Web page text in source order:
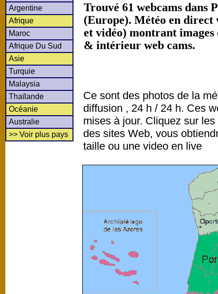
Argentine
Afrique
Maroc
Afrique Du Sud
Asie
Turquie
Malaysia
Thaïlande
Océanie
Australie
>> Voir plus pays
Trouvé 61 webcams dans
(Europe). Météo en direct
et vidéo) montrant
& intérieur web cams.
Ce sont des photos de la
diffusion , 24 h / 24 h. Ces
mises à jour. Cliquez sur
des sites Web, vous
taille ou une video en live